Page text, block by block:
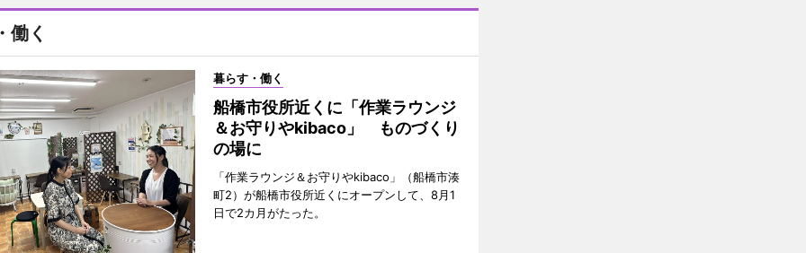
働く
暮らす・働く
船橋市役所近くに「作業ラウンジ
＆お守りやkibaco」 ものづくり
の場に
「作業ラウンジ＆お守りやkibaco」（船橋市湊
町2）が船橋市役所近くにオープンして、8月1
日で2カ月がたった。